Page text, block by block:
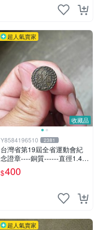
收藏品
超人氣賣家
Y8584196510 2381
台灣省第19屆全省運動會紀
念證章----銅質------直徑1.4公
$400
超人氣賣家